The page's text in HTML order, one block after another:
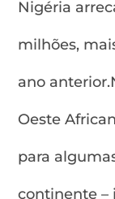
Nigéria
milhões,
ano
Oeste
para
continente –